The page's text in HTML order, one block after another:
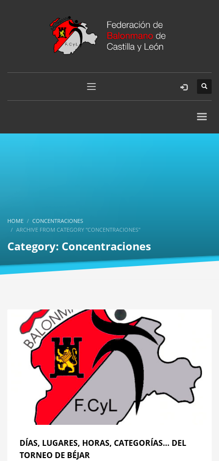
HOME
CONCENTRACIONES
ARCHIVE FROM CATEGORY "CONCENTRACIONES"
Category: Concentraciones
DÍAS, LUGARES, HORAS, CATEGORÍAS… DEL
TORNEO DE BÉJAR